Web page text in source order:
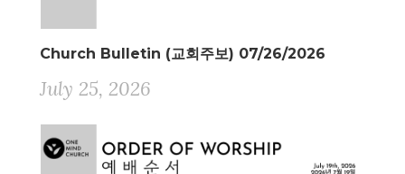
Church Bulletin (교회주보) 07/26/2026
July 25, 2026